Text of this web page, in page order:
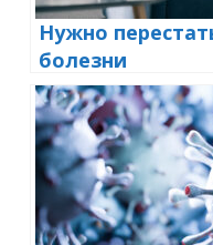
Нужно
болезни